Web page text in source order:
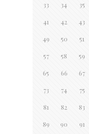
33 34 35
41 42 43
49 50 51
57 58 59
65 66 67
73 74 75
81 82 83
89 90 91